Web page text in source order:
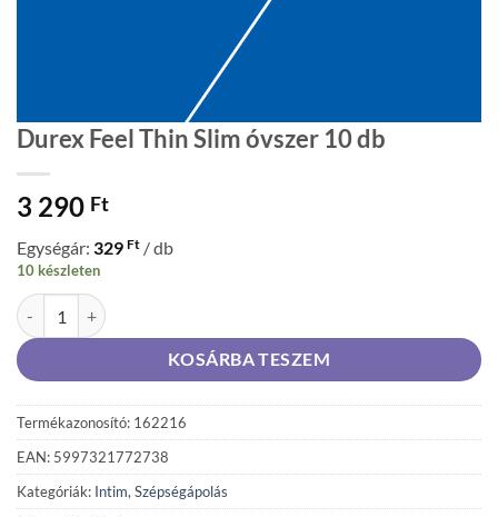
Durex Feel Thin Slim óvszer 10 db
3 290 Ft
Egységár: 329 Ft / db
10 készleten
Durex Feel Thin Slim óvszer 10 db mennyiség
KOSÁRBA TESZEM
Termékazonosító: 162216
EAN: 5997321772738
Kategóriák: Intim, Szépségápolás